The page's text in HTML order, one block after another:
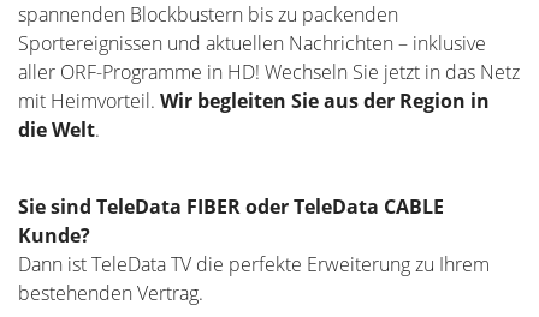
spannenden Blockbustern bis zu packenden
Sportereignissen und aktuellen Nachrichten – inklusive
aller ORF-Programme in HD! Wechseln Sie jetzt in das Netz
mit Heimvorteil. Wir begleiten Sie aus der Region in
die Welt.
Sie sind TeleData FIBER oder TeleData CABLE
Kunde?
Dann ist TeleData TV die perfekte Erweiterung zu Ihrem
bestehenden Vertrag.